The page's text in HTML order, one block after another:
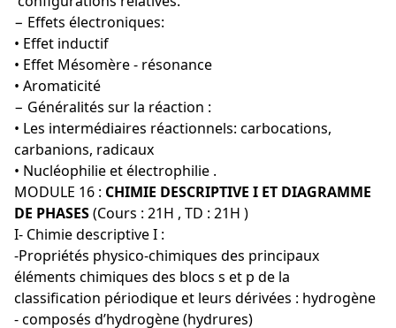
− Effets électroniques:
• Effet inductif
• Effet Mésomère - résonance
• Aromaticité
− Généralités sur la réaction :
• Les intermédiaires réactionnels: carbocations,
carbanions, radicaux
• Nucléophilie et électrophilie .
MODULE 16 : CHIMIE DESCRIPTIVE I ET DIAGRAMME
DE PHASES(Cours : 21H , TD : 21H )
I- Chimie descriptive I :
-Propriétés physico-chimiques des principaux
éléments chimiques des blocs s et p de la
classification périodique et leurs dérivées : hydrogène
- composés d’hydrogène (hydrures)